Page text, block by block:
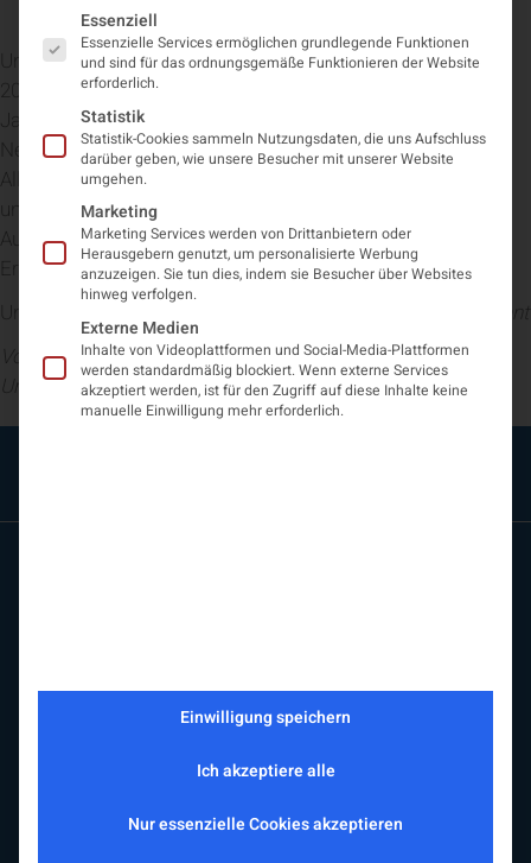
Unter dem Motto „Brain Health“ wird von 13. bis 15. März
2024 in der imperialen Kulisse der Wiener Hofburg die 21.
Jahrestagung der Österreichischen Gesellschaft für
Neurologie (ÖGN´24) stattfinden.Brain Healthbetrifft uns
Alle, denn die Hirngesundheit ist das wesentliche Element
unserer Gesundheit. Widmen wir uns daher der stärkeren
Aufmerksamkeit für die Vorbeugung und Heilung von
Erkrankungen des Gehirns.
Univ.-Prof. Dr. Thomas Berger, MSc, FEAN,
Tagungspräsident
Vorstand Universitätsklinik für Neurologie, Medizinische
Universität Wien
Arbeitsgemeinschaften
Es folgt eine Liste der Service-Gruppen, für die eine
Essenziell
Essenzielle Services ermöglichen grundlegende Funktionen
und sind für das ordnungsgemäße Funktionieren der Website
erforderlich.
Statistik
Statistik-Cookies sammeln Nutzungsdaten, die uns Aufschluss
darüber geben, wie unsere Besucher mit unserer Website
umgehen.
Marketing
Marketing Services werden von Drittanbietern oder
Herausgebern genutzt, um personalisierte Werbung
anzuzeigen. Sie tun dies, indem sie Besucher über Websites
hinweg verfolgen.
Externe Medien
Inhalte von Videoplattformen und Social-Media-Plattformen
werden standardmäßig blockiert. Wenn externe Services
akzeptiert werden, ist für den Zugriff auf diese Inhalte keine
manuelle Einwilligung mehr erforderlich.
Einwilligung speichern
Ich akzeptiere alle
Nur essenzielle Cookies akzeptieren